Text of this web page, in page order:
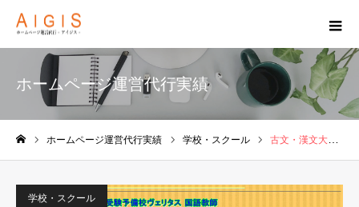
ホームページ運営代行実績
ホームページ運営代行実績 学校・スクール 古文・漢文大学受験支援サイト
学校・スクール